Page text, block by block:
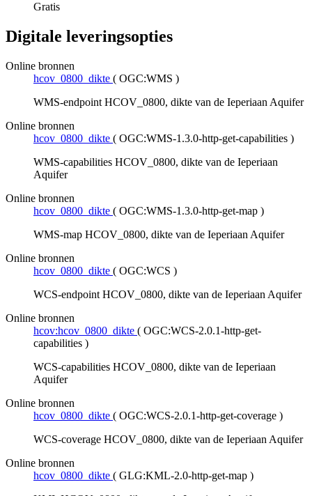
Gratis
Digitale leveringsopties
Online bronnen
hcov_0800_dikte ( OGC:WMS )
WMS-endpoint HCOV_0800, dikte van de Ieperiaan Aquifer
Online bronnen
hcov_0800_dikte ( OGC:WMS-1.3.0-http-get-capabilities )
WMS-capabilities HCOV_0800, dikte van de Ieperiaan
Aquifer
Online bronnen
hcov_0800_dikte ( OGC:WMS-1.3.0-http-get-map )
WMS-map HCOV_0800, dikte van de Ieperiaan Aquifer
Online bronnen
hcov_0800_dikte ( OGC:WCS )
WCS-endpoint HCOV_0800, dikte van de Ieperiaan Aquifer
Online bronnen
hcov:hcov_0800_dikte ( OGC:WCS-2.0.1-http-get-
capabilities )
WCS-capabilities HCOV_0800, dikte van de Ieperiaan
Aquifer
Online bronnen
hcov_0800_dikte ( OGC:WCS-2.0.1-http-get-coverage )
WCS-coverage HCOV_0800, dikte van de Ieperiaan Aquifer
Online bronnen
hcov_0800_dikte ( GLG:KML-2.0-http-get-map )